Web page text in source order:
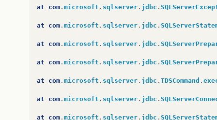
at com . microsoft . sqlserver . jdbc .
at com . microsoft . sqlserver . jdbc .
at com . microsoft . sqlserver . jdbc .
at com . microsoft . sqlserver . jdbc .
at com . microsoft . sqlserver . jdbc . TDSCommand .
at com . microsoft . sqlserver . jdbc .
at com . microsoft . sqlserver . jdbc .